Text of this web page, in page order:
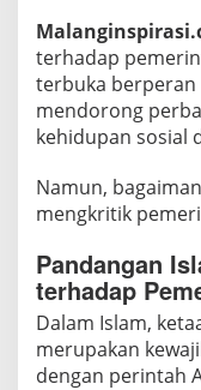
terhadap
terbuka berperan
mendorong
kehidupan sosial
Namun,
mengkritik
Pandangan
terhadap
Dalam Islam,
merupakan
dengan perintah